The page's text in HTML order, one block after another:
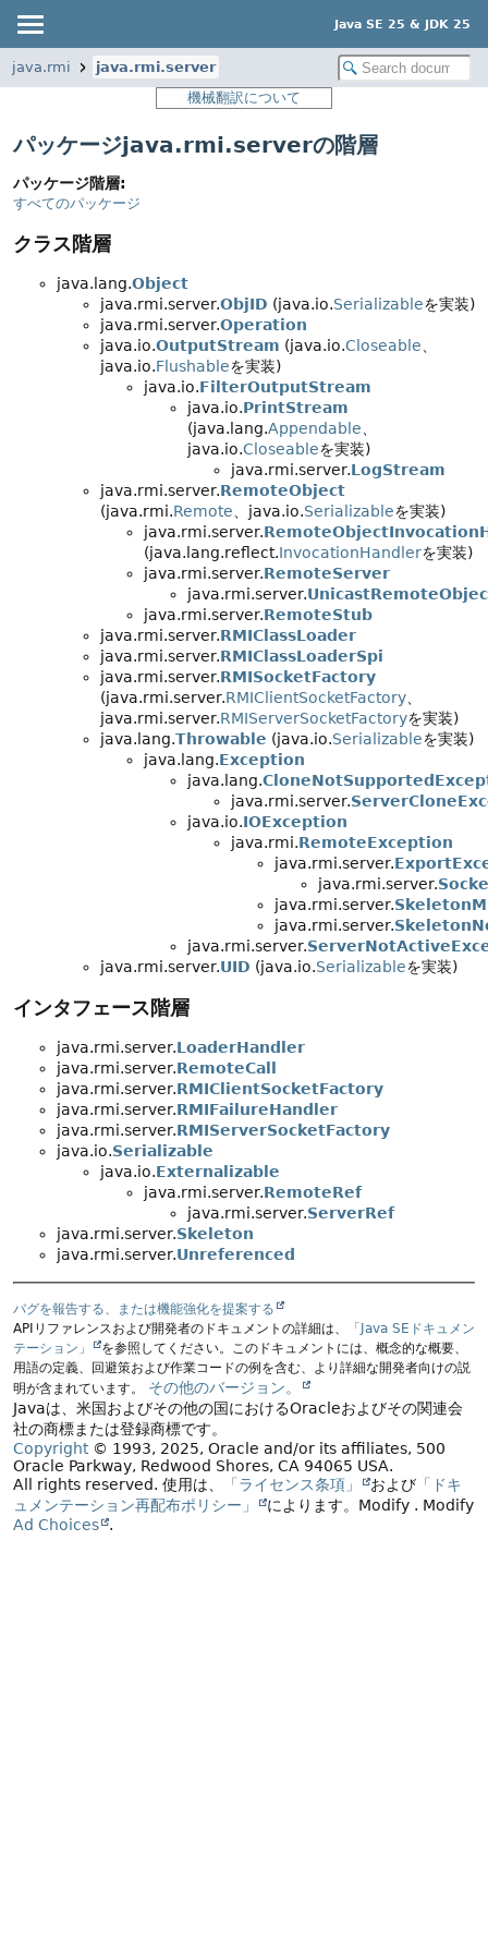
Java SE 25 & JDK 25
java.rmi
java.rmi.server
機械翻訳について
パッケージjava.rmi.serverの階層
パッケージ階層:
すべてのパッケージ
クラス階層
java.lang.Object
java.rmi.server.ObjID (java.io.Serializableを実装)
java.rmi.server.Operation
java.io.OutputStream (java.io.Closeable
java.io.Flushableを実装)
java.io.FilterOutputStream
java.io.PrintStream
(java.lang.Appendable
java.io.Closeableを実装)
java.rmi.server.LogStream
java.rmi.server.RemoteObject
(java.rmi.Remote 、java.io.Serializableを実装)
java.rmi.server.
(java.lang.reflect.InvocationHandlerを実装)
java.rmi.server.RemoteServer
java.rmi.server.
java.rmi.server.RemoteStub
java.rmi.server.RMIClassLoader
java.rmi.server.RMIClassLoaderSpi
java.rmi.server.RMISocketFactory
(java.rmi.server.RMIClientSocketFactory
java.rmi.server.RMIServerSocketFactoryを実装)
java.lang.Throwable (java.io.Serializableを実装)
java.lang.Exception
java.lang.
java.rmi.server.
java.io.IOException
java.rmi.RemoteException
java.rmi.server.
java.rmi.server.
java.rmi.server.
java.rmi.server.
java.rmi.server.
java.rmi.server.UID (java.io.Serializableを実装)
インタフェース階層
java.rmi.server.LoaderHandler
java.rmi.server.RemoteCall
java.rmi.server.RMIClientSocketFactory
java.rmi.server.RMIFailureHandler
java.rmi.server.RMIServerSocketFactory
java.io.Serializable
java.io.Externalizable
java.rmi.server.RemoteRef
java.rmi.server.ServerRef
java.rmi.server.Skeleton
java.rmi.server.Unreferenced
バグを報告する、または機能強化を提案する
APIリファレンスおよび開発者のドキュメントの詳細は、
「Java SEドキュメン
テーション」
を参照してください。このドキュメントには、概念的な概要、
用語の定義、回避策および作業コードの例を含む、より詳細な開発者向けの説
明が含まれています。
その他のバージョン。
Javaは、米国およびその他の国におけるOracleおよびその関連会
社の商標または登録商標です。
Copyright© 1993, 2025, Oracle and/or its affiliates, 500
Oracle Parkway, Redwood Shores, CA 94065 USA.
All rights reserved. 使用は、 「ライセンス条項」 および 「ドキ
ュメンテーション再配布ポリシー」
によります。 Modify . Modify
Ad Choices
.